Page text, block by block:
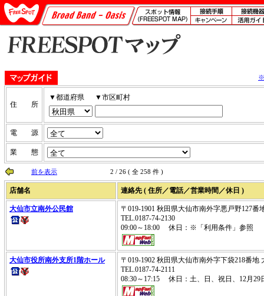
※
住 所
▼都道府県 ▼市区町村
電 源
業 態
前を表示 2 / 26 ( 全 258 件 )
店舗名 連絡先 ( 住所／電話／営業時間／休日 )
大仙市立南外公民館
〒019-1901 秋田県大仙市南外字悪戸野127番
TEL.0187-74-2130
09:00～18:00 休日：※「利用条件」参照
大仙市役所南外支所1階ホール
〒019-1902 秋田県大仙市南外字下袋218番地
TEL.0187-74-2111
08:30～17:15 休日：土、日、祝日、12月29